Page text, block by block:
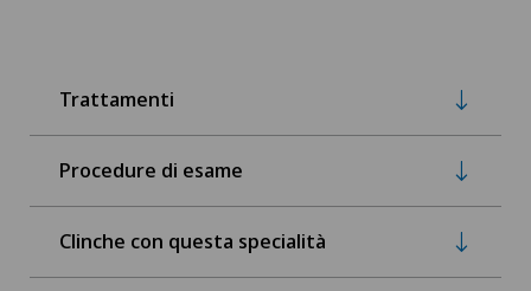
Trattamenti
Procedure di esame
Clinche con questa specialità